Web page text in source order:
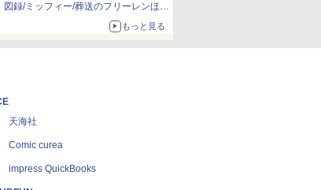
図録/ミッフィー/葬送のフリーレンほ
もっと見る
天海社
Comic curea
impress QuickBooks